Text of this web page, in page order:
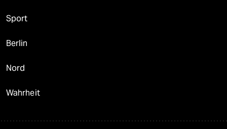
Sport
Berlin
Nord
Wahrheit